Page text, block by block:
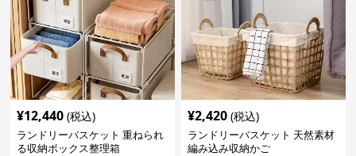
¥12,440 (税込)
ランドリーバスケット 重ねられ
る収納ボックス整理箱
¥2,420 (税込)
ランドリーバスケット 天然素材
編み込み収納かご